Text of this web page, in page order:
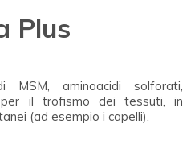
Plus
MSM, aminoacidi solforati,
il trofismo dei tessuti, in
(ad esempio i capelli).